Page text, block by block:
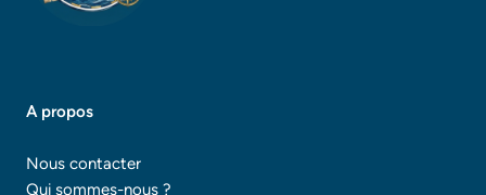
A propos
Nous contacter
Qui sommes-nous ?